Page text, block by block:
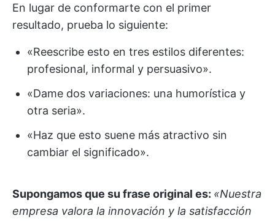
En lugar de conformarte con el primer
resultado, prueba lo siguiente:
«Reescribe esto en tres estilos diferentes:
profesional, informal y persuasivo».
«Dame dos variaciones: una humorística y
otra seria».
«Haz que esto suene más atractivo sin
cambiar el significado».
Supongamos que su frase original es: «Nuestra
empresa valora la innovación y la satisfacción